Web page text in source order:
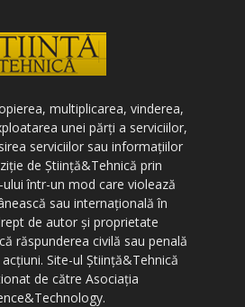
multiplicarea, vinderea,
unei părți a serviciilor,
serviciilor sau informațiilor
de Știință&Tehnică prin
într-un mod care violează
sau internațională în
de autor și proprietate
răspunderea civilă sau penală
Site-ul Știință&Tehnică
de către Asociația